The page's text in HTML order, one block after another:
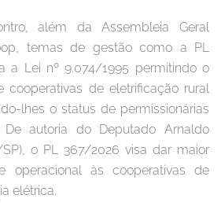
além da Assembleia Geral
temas de gestão como a PL
a Lei nº 9.074/1995 permitindo o
cooperativas de eletrificação rural
lhes o status de permissionárias
autoria do Deputado Arnaldo
SP), o PL 367/2026 visa dar maior
operacional às cooperativas de
elétrica.